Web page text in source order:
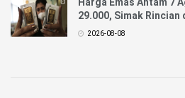
Harga Emas Antam 7
29.000, Simak Rincian
2026-08-08